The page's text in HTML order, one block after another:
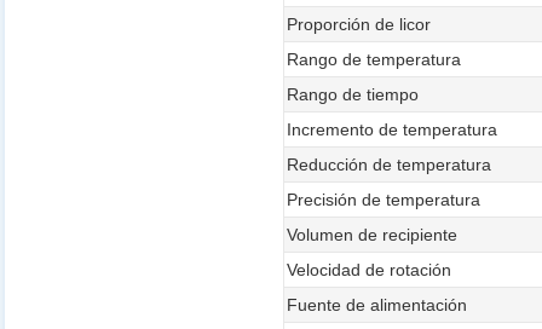
Proporción de licor
Rango de temperatura
Rango de tiempo
Incremento de temperatura
Reducción de temperatura
Precisión de temperatura
Volumen de recipiente
Velocidad de rotación
Fuente de alimentación